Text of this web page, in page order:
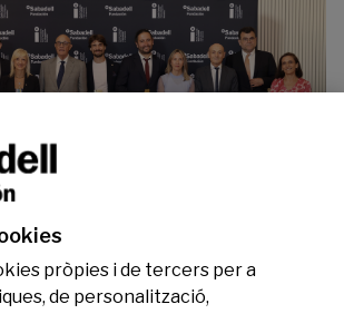
Sabadell reconeix a dos
els àmbits de l’edició del
neta
pròpies i de tercers per a
de personalització,